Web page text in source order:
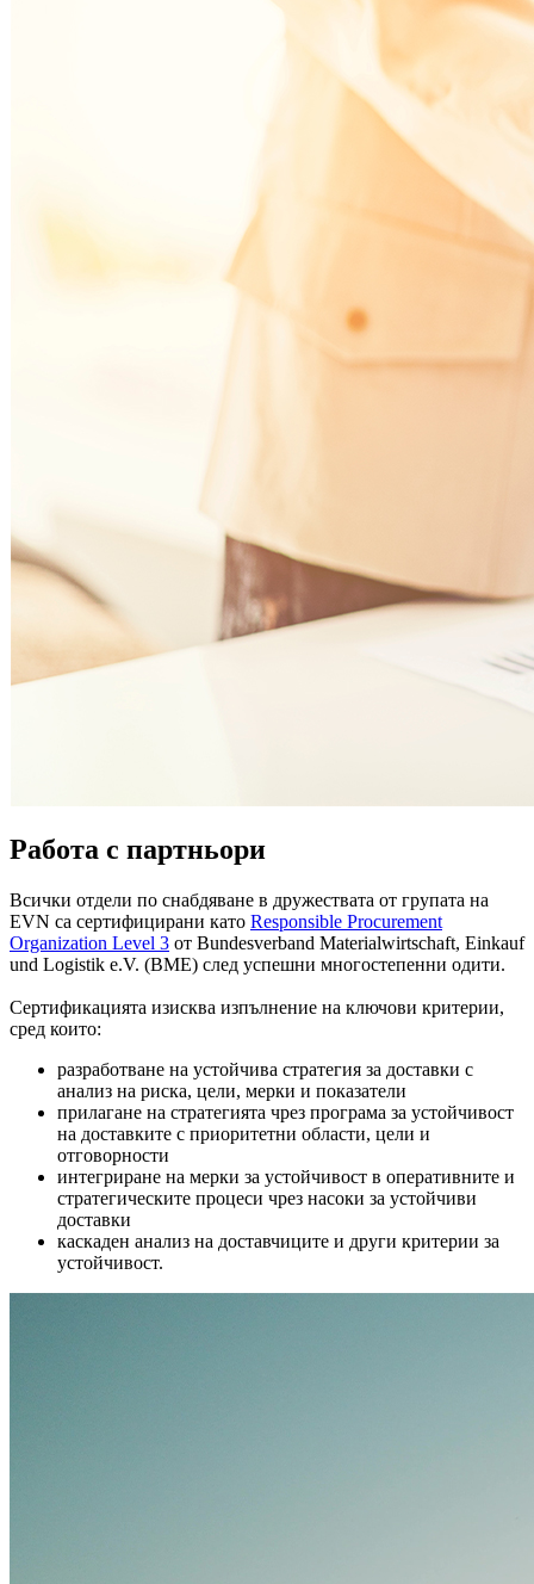
Работа с партньори
Всички отдели по снабдяване в дружествата от групата на
EVN са сертифицирани като Responsible Procurement
Organization Level 3 от Bundesverband Materialwirtschaft, Einkauf
und Logistik e.V. (BME) след успешни многостепенни одити.
Сертификацията изисква изпълнение на ключови критерии,
сред които:
разработване на устойчива стратегия за доставки с
анализ на риска, цели, мерки и показатели
прилагане на стратегията чрез програма за устойчивост
на доставките с приоритетни области, цели и
отговорности
интегриране на мерки за устойчивост в оперативните и
стратегическите процеси чрез насоки за устойчиви
доставки
каскаден анализ на доставчиците и други критерии за
устойчивост.